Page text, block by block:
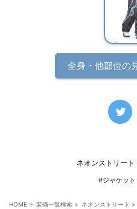
全身・他部位の
ネオンストリー
#ジャケット
HOME > 装備一覧検索 > ネオンストリート >